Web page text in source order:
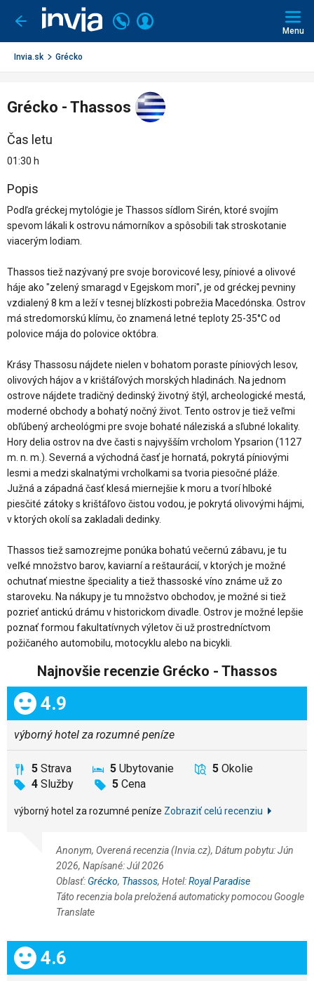
Ísť
späť
Volajte
+421
2
Prihlásiť
Menu
Invia.sk Grécko
Grécko - Thassos
Čas letu
01:30 h
Popis
Podľa gréckej mytológie je Thassos sídlom Sirén, ktoré svojím
spevom lákali k ostrovu námorníkov a spôsobili tak stroskotanie
viacerým lodiam.
Thassos tiež nazývaný pre svoje borovicové lesy, píniové a olivové
háje ako "zelený smaragd v Egejskom mori", je od gréckej pevniny
vzdialený 8 km a leží v tesnej blízkosti pobrežia Macedónska. Ostrov
má stredomorskú klímu, čo znamená letné teploty 25-35°C od
polovice mája do polovice októbra.
Krásy Thassosu nájdete nielen v bohatom poraste píniových lesov,
olivových hájov a v krištáľových morských hladinách. Na jednom
ostrove nájdete tradičný dedinský životný štýl, archeologické mestá,
moderné obchody a bohatý nočný život. Tento ostrov je tiež veľmi
obľúbený archeológmi pre svoje bohaté náleziská a sľubné lokality.
Hory delia ostrov na dve časti s najvyšším vrcholom Ypsarion (1127
m. n. m.). Severná a východná časť je hornatá, pokrytá píniovými
lesmi a medzi skalnatými vrcholkami sa tvoria piesočné pláže.
Južná a západná časť klesá miernejšie k moru a tvorí hlboké
piesčité zátoky s krištáľovo čistou vodou, je pokrytá olivovými hájmi,
v ktorých okolí sa zakladali dedinky.
Thassos tiež samozrejme ponúka bohatú večernú zábavu, je tu
veľké množstvo barov, kaviarní a reštaurácií, v ktorých je možné
ochutnať miestne špeciality a tiež thassoské víno známe už zo
staroveku. Na nákupy je tu množstvo obchodov, je možné si tiež
pozrieť antickú drámu v historickom divadle. Ostrov je možné lepšie
poznať formou fakultatívnych výletov či už prostredníctvom
požičaného automobilu, motocyklu alebo na bicykli.
Najnovšie recenzie Grécko - Thassos
Celkom:
4.9
výborný hotel za rozumné peníze
5 Strava 5 Ubytovanie 5 Okolie
4 Služby 5 Cena
výborný hotel za rozumné peníze Zobraziť celú recenziu
Anonym, Overená recenzia (Invia.cz), Dátum pobytu: Jún
2026, Napísané: Júl 2026
Oblasť: Grécko, Thassos, Hotel:Royal Paradise
Táto recenzia bola preložená automaticky pomocou Google
Translate
Celkom:
4.6